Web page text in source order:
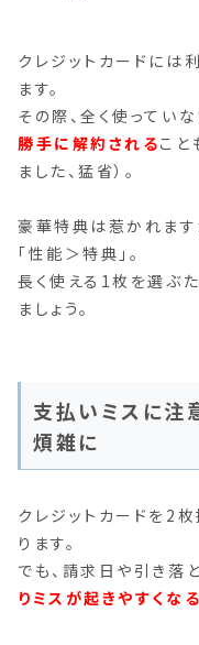
クレジットカードには
ます。
その際、全く使ってい
勝手に解約されること
ました、猛省）。
豪華特典は惹かれます
「性能＞特典」。
長く使える1枚を選ぶ
ましょう。
支払いミスに注
煩雑に
クレジットカードを2
ります。
でも、請求日や引き落
りミスが起きやすくなる